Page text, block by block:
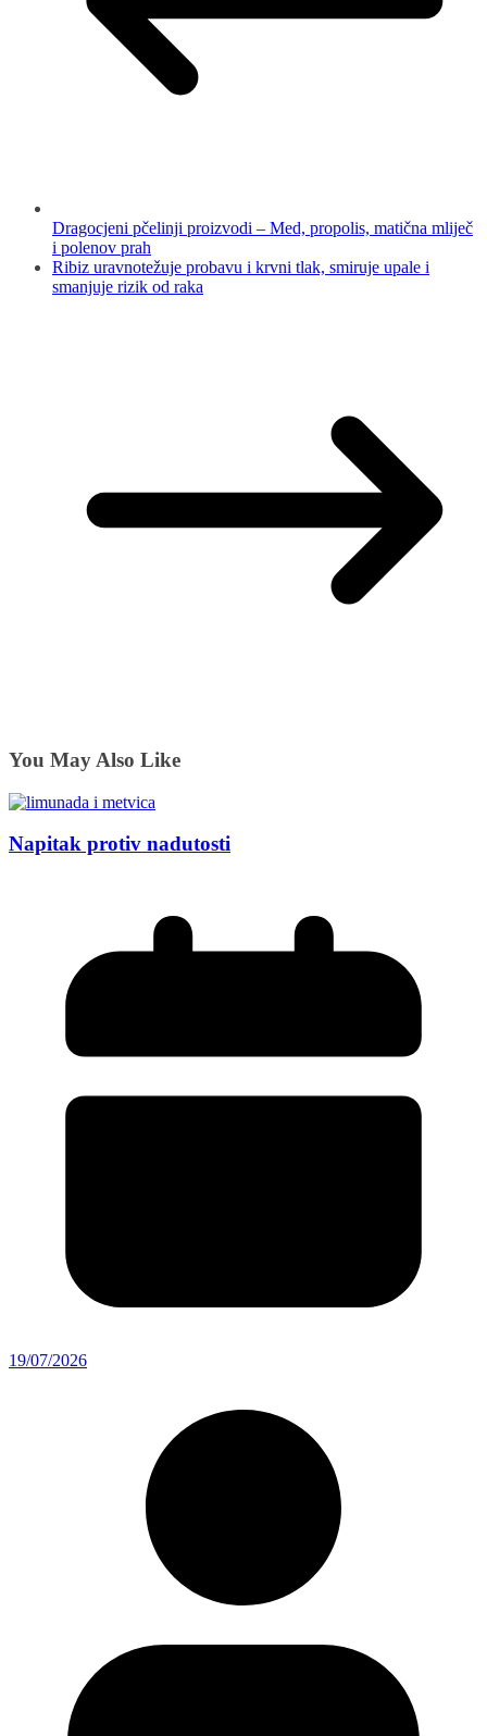
Dragocjeni pčelinji proizvodi – Med, propolis, matična mliječ
i polenov prah
Ribiz uravnotežuje probavu i krvni tlak, smiruje upale i
smanjuje rizik od raka
You May Also Like
Napitak protiv nadutosti
19/07/2026